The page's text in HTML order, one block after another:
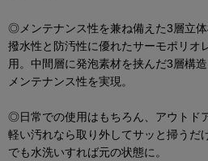
◎メンテナンス性を兼ね備えた3層立
撥水性と防汚性に優れたサーモポリオ
用。中間層に発泡素材を挟んだ3層構
メンテナンス性を実現。
◎日常での使用はもちろん、アウトド
軽い汚れなら取り外してサッと掃うだ
でも水洗いすれば元の状態に。